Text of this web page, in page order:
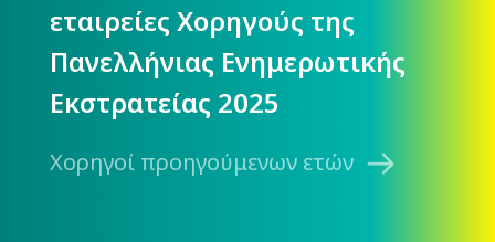
εταιρείες Χορηγούς της
Πανελλήνιας Ενημερωτικής
Εκστρατείας 2025
Χορηγοί προηγούμενων ετών